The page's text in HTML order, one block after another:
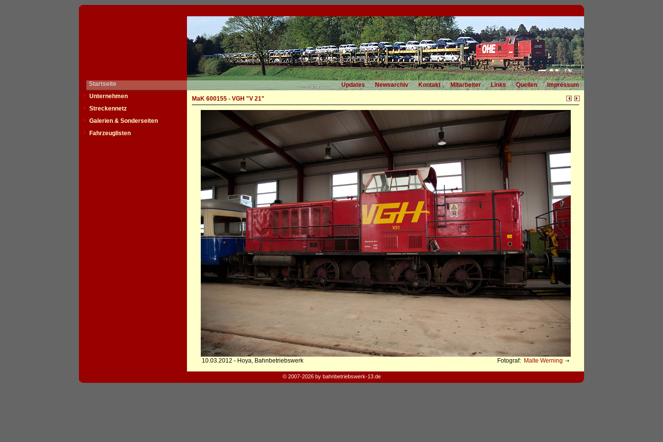
Startseite Updates Newsarchiv Kontakt Mitarbeiter Links Quellen
Impressum
Unternehmen
Streckennetz
Galerien & Sonderseiten
Fahrzeuglisten
MaK 600155 - VGH "V 21"
10.03.2012 - Hoya, Bahnbetriebswerk Fotograf: Malte Werning
© 2007-2026 by bahnbetriebswerk-13.de